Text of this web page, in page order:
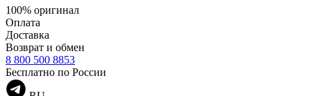
100% оригинал
Оплата
Доставка
Возврат и обмен
8 800 500 8853
Бесплатно по России